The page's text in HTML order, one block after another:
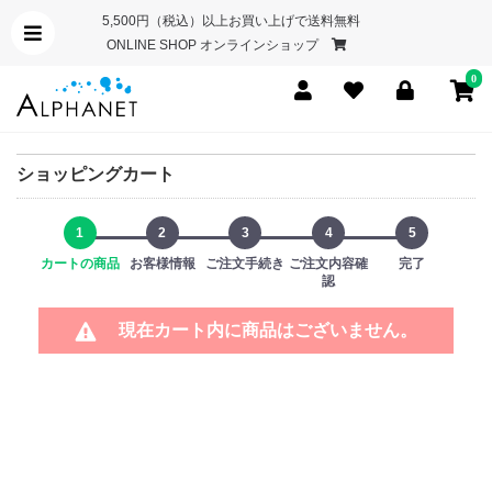
5,500円（税込）以上お買い上げで送料無料
ONLINE SHOP オンラインショップ
0
ショッピングカート
1
カートの商品
2
お客様情報
3
ご注文手続き
4
ご注文内容確
認
5
完了
現在カート内に商品はございません。